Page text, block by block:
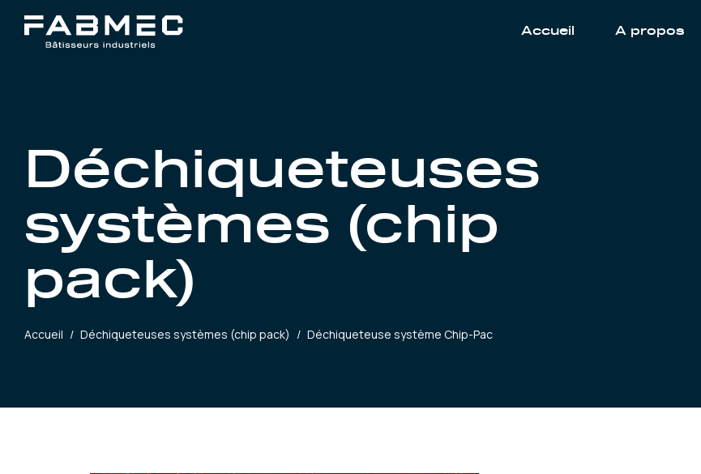
Accueil A propos
Déchiqueteuses
systèmes (chip
pack)
Accueil / Déchiqueteuses systèmes (chip pack) / Déchiqueteuse système Chip-Pac